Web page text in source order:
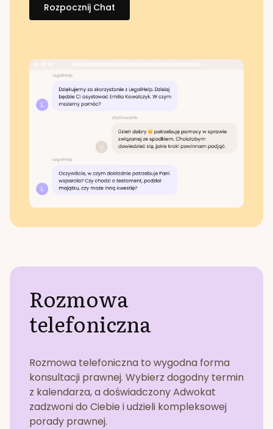
Rozpocznij Chat
Rozmowa
telefoniczna
Rozmowa telefoniczna to wygodna forma
konsultacji prawnej. Wybierz dogodny termin
z kalendarza, a doświadczony Adwokat
zadzwoni do Ciebie i udzieli kompleksowej
porady prawnej.